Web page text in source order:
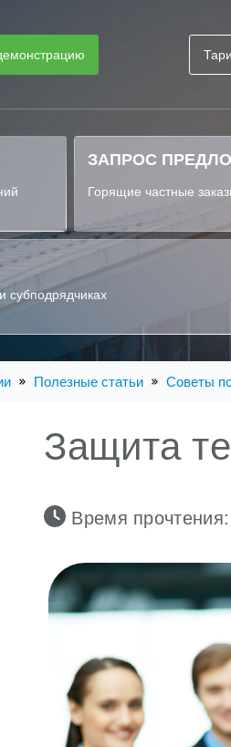
ЗАПРОС
Горящие частные
субподрядчиках
Полезные статьи Советы
Защита
Время прочтения: